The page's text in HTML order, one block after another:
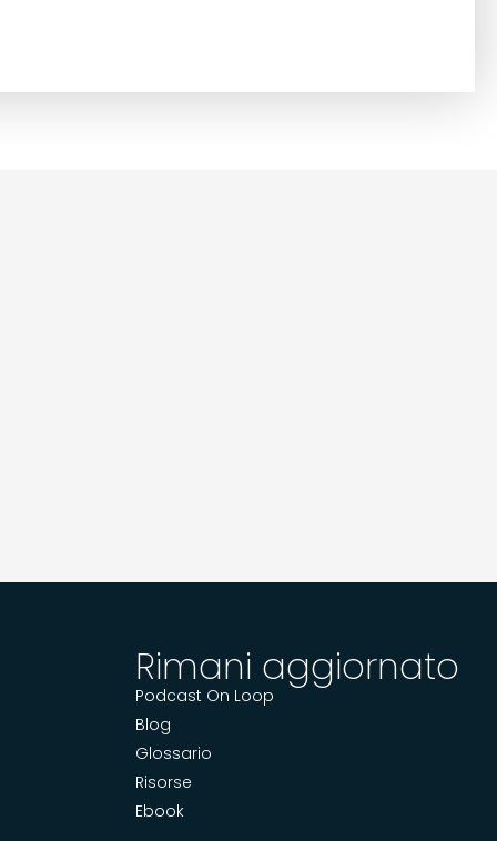
Rimani aggiornato
Podcast On Loop
Blog
Glossario
Risorse
Ebook